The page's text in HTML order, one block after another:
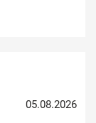
05.08.2026